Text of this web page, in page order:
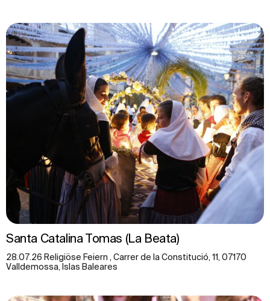
Santa Catalina Tomas (La Beata)
28.07.26 Religiöse Feiern , Carrer de la Constitució, 11, 07170
Valldemossa, Islas Baleares